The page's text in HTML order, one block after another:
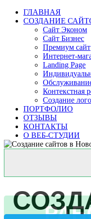
ГЛАВНАЯ
СОЗДАНИЕ
Сайт Эконом
Сайт Бизнес
Премиум сайт
Интернет-
Landing Page
Контекстная
Создание
ПОРТФОЛИО
ОТЗЫВЫ
КОНТАКТЫ
О ВЕБ-СТУДИИ